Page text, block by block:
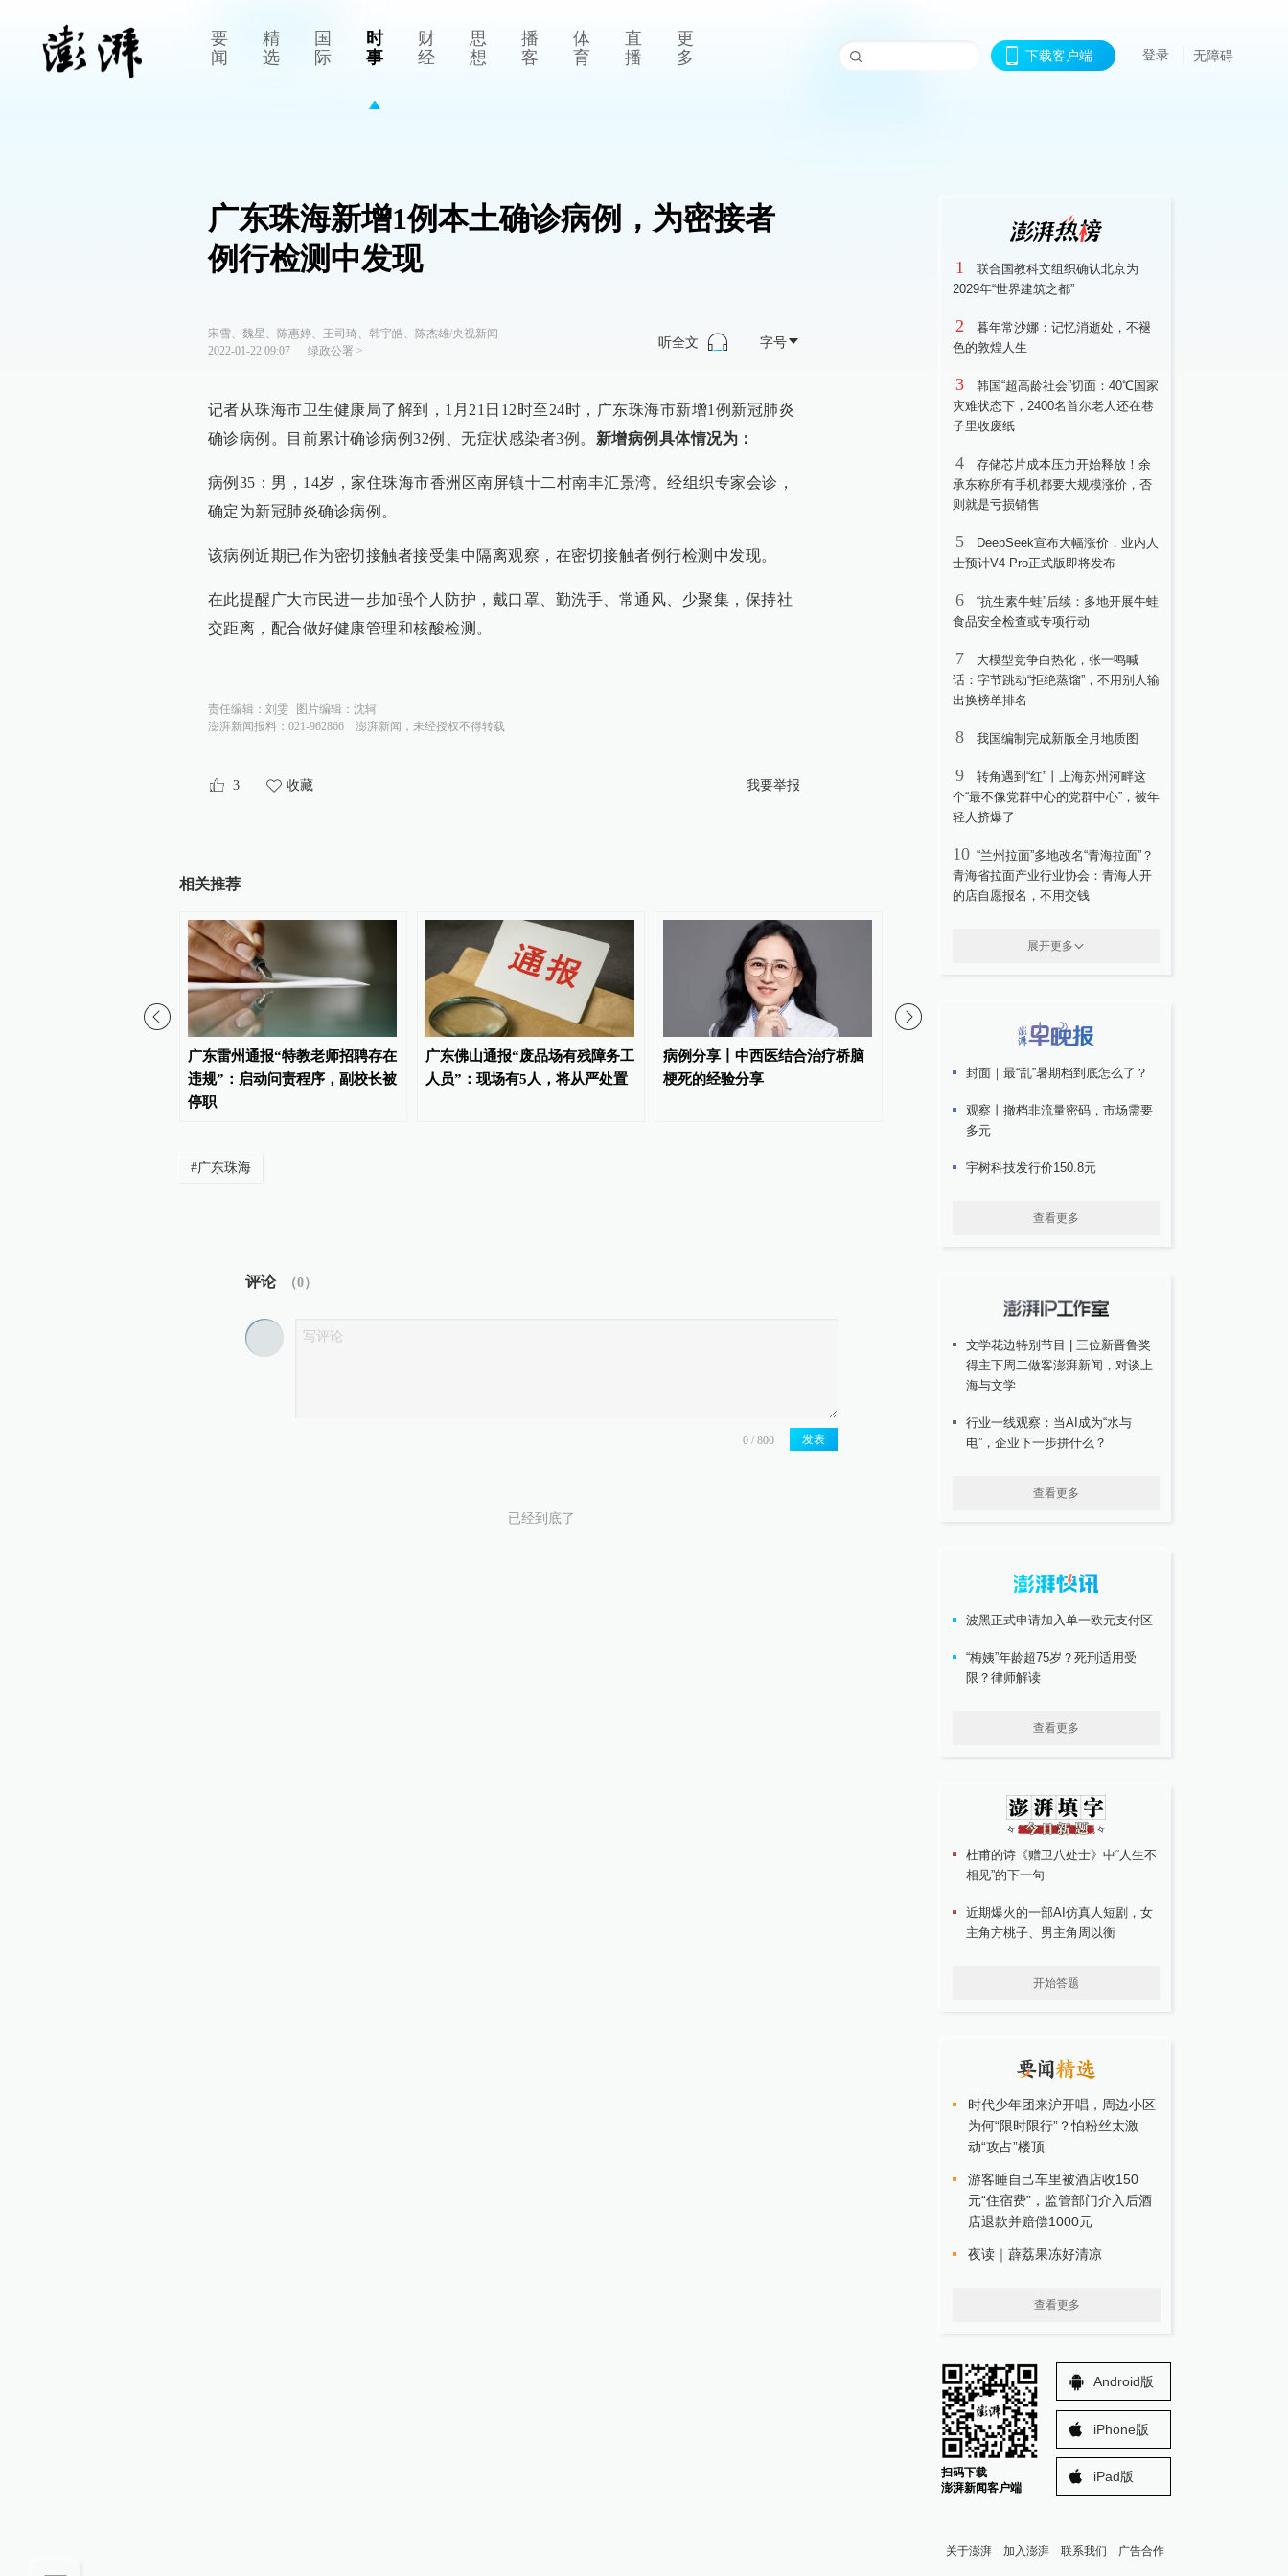
要
闻
精
选
国
际
时
事
财
经
思
想
播
客
体
育
直
播
更
多
下载客户端 登录 无障碍
广东珠海新增1例本土确诊病例，为密接者
例行检测中发现
宋雪、魏星、陈惠婷、王司琦、韩宇皓、陈杰雄/央视新闻
2022-01-22 09:07
绿政公署 >
听全文 字号
记者从珠海市卫生健康局了解到，1月21日12时至24时，广东珠海市新增1例新冠肺炎
确诊病例。目前累计确诊病例32例、无症状感染者3例。 新增病例具体情况为：
病例35：男，14岁，家住珠海市香洲区南屏镇十二村南丰汇景湾。经组织专家会诊，
确定为新冠肺炎确诊病例。
该病例近期已作为密切接触者接受集中隔离观察，在密切接触者例行检测中发现。
在此提醒广大市民进一步加强个人防护，戴口罩、勤洗手、常通风、少聚集，保持社
交距离，配合做好健康管理和核酸检测。
责任编辑： 刘雯 图片编辑： 沈轲
澎湃新闻报料：021-962866
澎湃新闻，未经授权不得转载
3 收藏 我要举报
相关推荐
00:59
广东雷州通报“特教老师招聘存在
违规”：启动问责程序，副校长被
停职
广东佛山通报“废品场有残障务工
人员”：现场有5人，将从严处置
病例分享丨中西医结合治疗桥脑
梗死的经验分享
00:59
被抱错，起诉至法院索赔260万
违规”：启动问责程序
停职
#广东珠海
评论 （0）
发表
已经到底了
1
联合国教科文组织确认北京为
2029年“世界建筑之都”
2
暮年常沙娜：记忆消逝处，不褪
色的敦煌人生
3
韩国“超高龄社会”切面：40℃国家
灾难状态下，2400名首尔老人还在巷
子里收废纸
4
存储芯片成本压力开始释放！余
承东称所有手机都要大规模涨价，否
则就是亏损销售
5
DeepSeek宣布大幅涨价，业内人
士预计V4 Pro正式版即将发布
6
“抗生素牛蛙”后续：多地开展牛蛙
食品安全检查或专项行动
7
大模型竞争白热化，张一鸣喊
话：字节跳动“拒绝蒸馏”，不用别人输
出换榜单排名
8 我国编制完成新版全月地质图
9
转角遇到“红”丨上海苏州河畔这
个“最不像党群中心的党群中心”，被年
轻人挤爆了
10 “兰州拉面”多地改名“青海拉面”？
青海省拉面产业行业协会：青海人开
的店自愿报名，不用交钱
展开更多
封面｜最“乱”暑期档到底怎么了？
观察丨撤档非流量密码，市场需要
多元
宇树科技发行价150.8元
查看更多
文学花边特别节目 | 三位新晋鲁奖
得主下周二做客澎湃新闻，对谈上
海与文学
行业一线观察：当AI成为“水与
电”，企业下一步拼什么？
查看更多
波黑正式申请加入单一欧元支付区
“梅姨”年龄超75岁？死刑适用受
限？律师解读
查看更多
杜甫的诗《赠卫八处士》中“人生不
相见”的下一句
近期爆火的一部AI仿真人短剧，女
主角方桃子、男主角周以衡
开始答题
时代少年团来沪开唱，周边小区
为何“限时限行”？怕粉丝太激
动“攻占”楼顶
游客睡自己车里被酒店收150
元“住宿费”，监管部门介入后酒
店退款并赔偿1000元
夜读｜薜荔果冻好清凉
查看更多
扫码下载
澎湃新闻客户端
Android版
iPhone版
iPad版
关于澎湃 加入澎湃 联系我们 广告合作